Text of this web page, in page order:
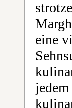
eine